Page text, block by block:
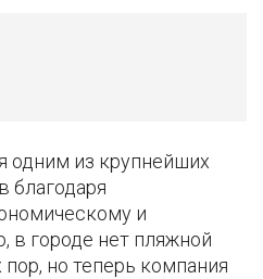
одним из крупнейших
благодаря
и
в городе нет пляжной
но теперь компания